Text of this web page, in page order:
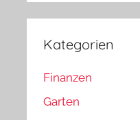
Kategorien
Finanzen
Garten